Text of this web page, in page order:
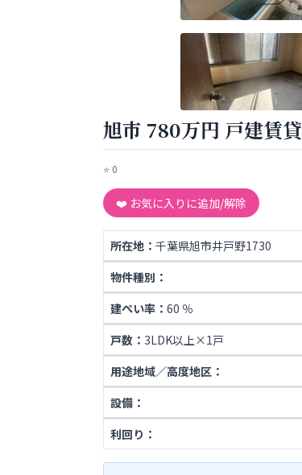
旭市 780万円 戸建賃貸
⭐ 0
❤️ お気に入りに追加/解除
所在地： 千葉県旭市井戸野1730
物件種別：
建ぺい率： 60 ％
戸数： 3LDK以上×1戸
用途地域／高度地区：
設備：
利回り：